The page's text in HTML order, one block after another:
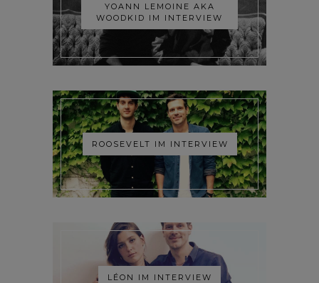
YOANN LEMOINE AKA
WOODKID IM INTERVIEW
ROOSEVELT IM INTERVIEW
LÉON IM INTERVIEW